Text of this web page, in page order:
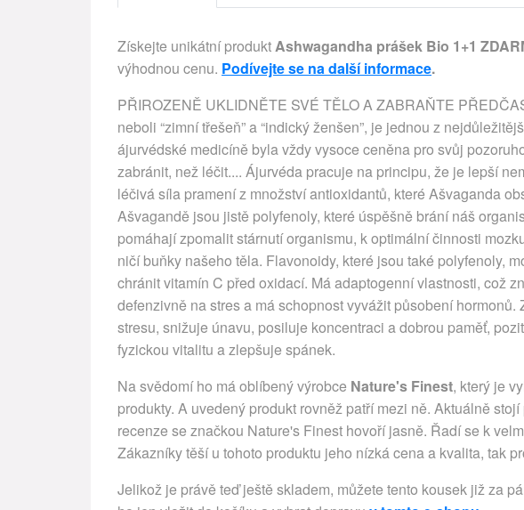
Získejte unikátní produktAshwagandha prášek Bio 1+1
výhodnou cenu. Podívejte se na další informace.
PŘIROZENĚ UKLIDNĚTE SVÉ TĚLO A ZABRAŇTE
neboli “zimní třešeň” a “indický ženšen”, je jednou z
ájurvédské medicíně byla vždy vysoce ceněna pro svůj
zabránit, než léčit.... Ájurvéda pracuje na principu, že je lepší
léčivá síla pramení z množství antioxidantů, které Ašvaganda
Ašvagandě jsou jistě polyfenoly, které úspěšně brání náš
pomáhají zpomalit stárnutí organismu, k optimální činnosti
ničí buňky našeho těla. Flavonoidy, které jsou také polyfenoly,
chránit vitamín C před oxidací. Má adaptogenní vlastnosti, což
defenzivně na stres a má schopnost vyvážit působení
stresu, snižuje únavu, posiluje koncentraci a dobrou paměť,
fyzickou vitalitu a zlepšuje spánek.
Na svědomí ho má oblíbený výrobce Nature's Finest, který je
produkty. A uvedený produkt rovněž patří mezi ně. Aktuálně
recenze se značkou Nature's Finest hovoří jasně. Řadí se k
Zákazníky těší u tohoto produktu jeho nízká cena a kvalita, tak
Jelikož je právě teď ještě skladem, můžete tento kousek již za